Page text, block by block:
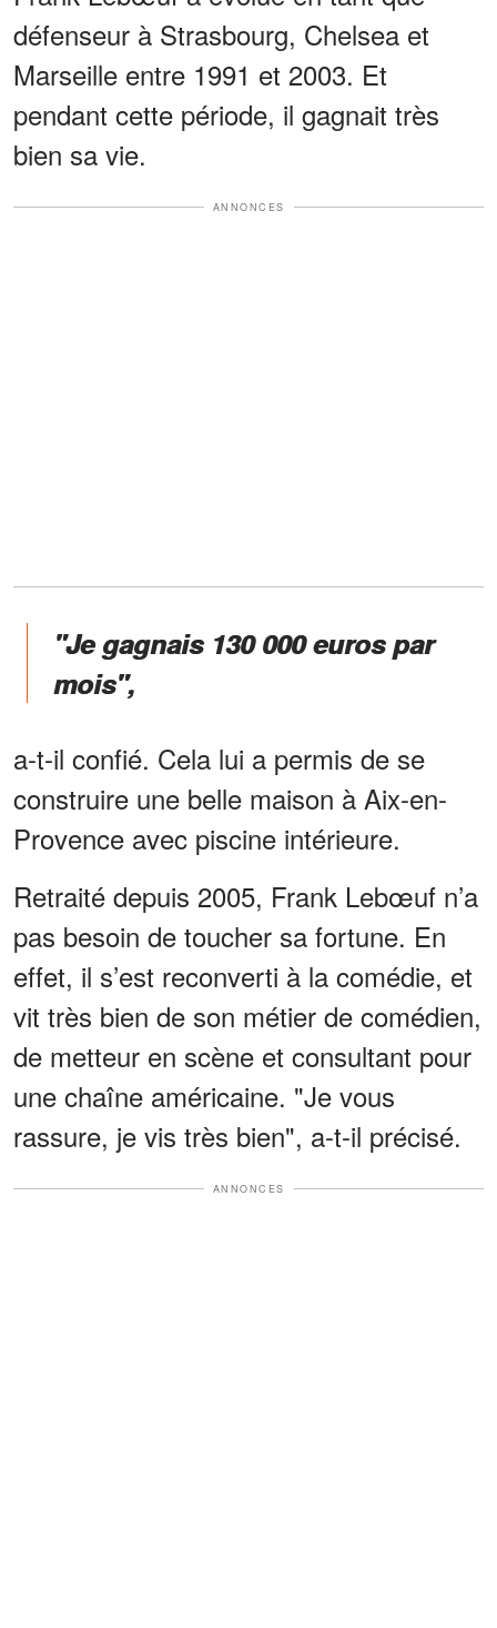
défenseur à Strasbourg, Chelsea et
Marseille entre 1991 et 2003. Et
pendant cette période, il gagnait très
bien sa vie.
ANNONCES
"Je gagnais 130 000 euros par
mois",
a-t-il confié. Cela lui a permis de se
construire une belle maison à Aix-en-
Provence avec piscine intérieure.
Retraité depuis 2005, Frank Lebœuf n’a
pas besoin de toucher sa fortune. En
effet, il s’est reconverti à la comédie, et
vit très bien de son métier de comédien,
de metteur en scène et consultant pour
une chaîne américaine. "Je vous
rassure, je vis très bien", a-t-il précisé.
ANNONCES